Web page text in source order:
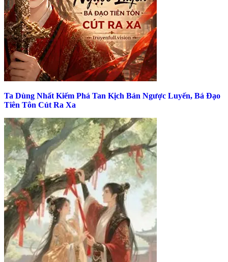
Ta Dùng Nhất Kiếm Phá Tan Kịch Bản Ngược Luyến, Bá Đạo
Tiên Tôn Cút Ra Xa